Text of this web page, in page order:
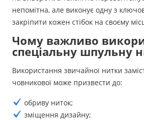
непомітна, але виконує одну з
закріпити кожен стібок на своєму
Чому важливо
спеціальну шпульну
Використання звичайної нитки
човникової може призвести до:
обриву ниток;
зміщення дизайну;